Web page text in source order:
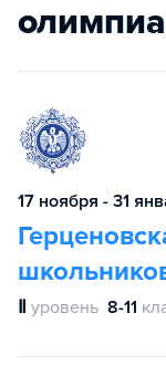
17 ноября - 31
Ⅱ уровень 8-11